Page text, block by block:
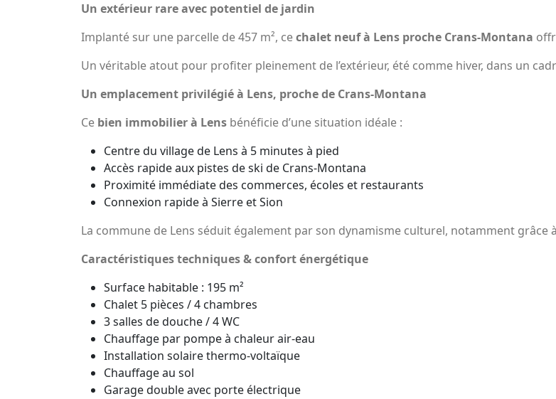
Un extérieur rare avec potentiel de jardin
Implanté sur une parcelle de 457 m², cechalet neuf à Lens proche Crans-Montana
Un véritable atout pour profiter pleinement de l’extérieur, été comme hiver, dans un
Un emplacement privilégié à Lens, proche de Crans-Montana
Ce bien immobilier à Lens bénéficie d’une situation idéale :
Centre du village de Lens à 5 minutes à pied
Accès rapide aux pistes de ski de Crans-Montana
Proximité immédiate des commerces, écoles et restaurants
Connexion rapide à Sierre et Sion
La commune de Lens séduit également par son dynamisme culturel, notamment grâce
Caractéristiques techniques & confort énergétique
Surface habitable : 195 m²
Chalet 5 pièces / 4 chambres
3 salles de douche / 4 WC
Chauffage par pompe à chaleur air-eau
Installation solaire thermo-voltaïque
Chauffage au sol
Garage double avec porte électrique